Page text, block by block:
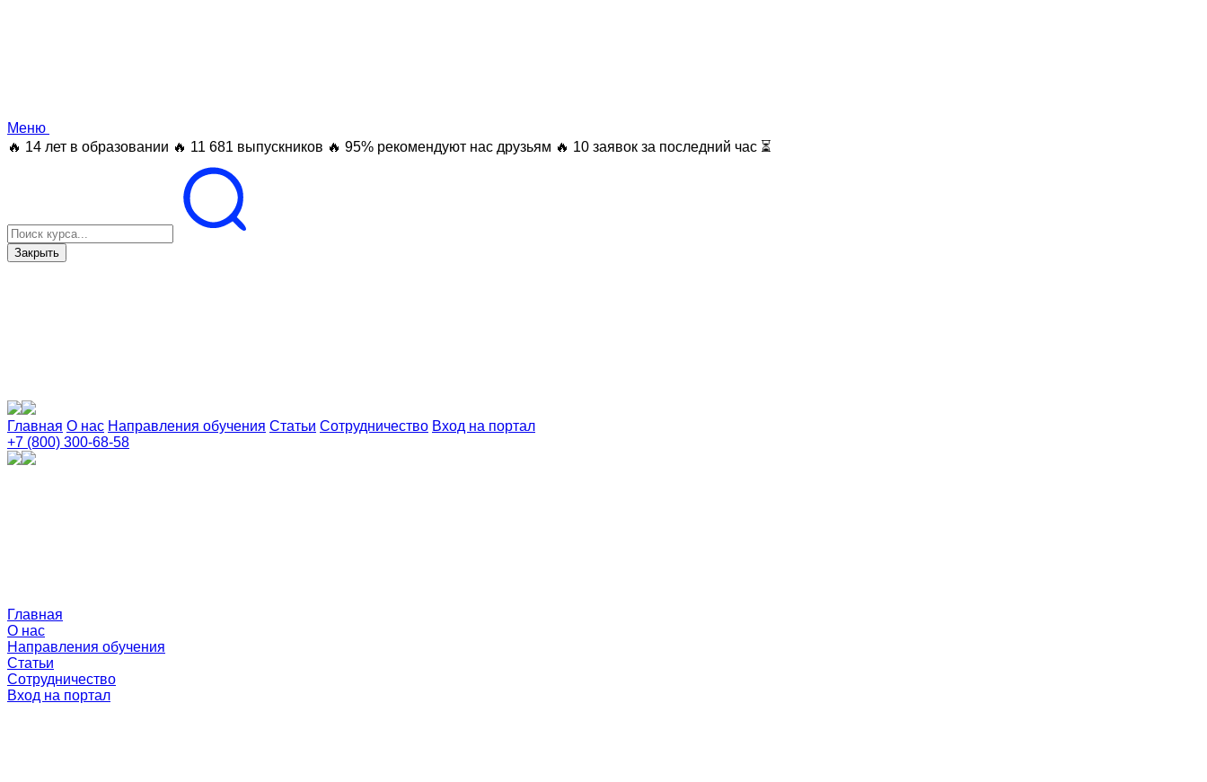
Меню
🔥 14 лет в образовании 🔥 11 681 выпускников 🔥 95% рекомендуют нас друзьям 🔥 10 заявок за последний час ⏳
Закрыть
Главная О нас Направления обучения Статьи Сотрудничество Вход на портал
+7 (800) 300-68-58
Главная
О нас
Направления обучения
Статьи
Сотрудничество
Вход на портал